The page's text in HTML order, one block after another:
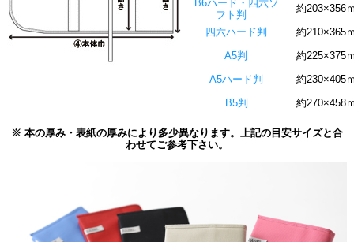
B6ハード・四六ソ
フト判
約203×356
四六ハード判
約210×365
A5判
約225×375
A5ハード判
約230×405
B5判
約270×458
※ 本の厚み・表紙の厚みにより多少異なります。上記の目安サイズと合
わせてご参考下さい。